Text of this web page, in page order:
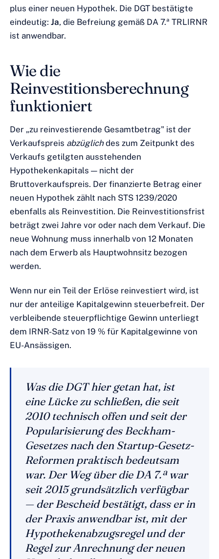
plus einer neuen Hypothek. Die DGT bestätigte
eindeutig: Ja, die Befreiung gemäß DA 7.ª TRLIRNR
ist anwendbar.
Wie die
Reinvestitionsberechnung
funktioniert
Der „zu reinvestierende Gesamtbetrag" ist der
Verkaufspreis abzüglichdes zum Zeitpunkt des
Verkaufs getilgten ausstehenden
Hypothekenkapitals — nicht der
Bruttoverkaufspreis. Der finanzierte Betrag einer
neuen Hypothek zählt nach STS 1239/2020
ebenfalls als Reinvestition. Die Reinvestitionsfrist
beträgt zwei Jahre vor oder nach dem Verkauf. Die
neue Wohnung muss innerhalb von 12 Monaten
nach dem Erwerb als Hauptwohnsitz bezogen
werden.
Wenn nur ein Teil der Erlöse reinvestiert wird, ist
nur der anteilige Kapitalgewinn steuerbefreit. Der
verbleibende steuerpflichtige Gewinn unterliegt
dem IRNR-Satz von 19 % für Kapitalgewinne von
EU-Ansässigen.
Was die DGT hier getan hat, ist
eine Lücke zu schließen, die seit
2010 technisch offen und seit der
Popularisierung des Beckham-
Gesetzes nach den Startup-Gesetz-
Reformen praktisch bedeutsam
war. Der Weg über die DA 7.ª war
seit 2015 grundsätzlich verfügbar
— der Bescheid bestätigt, dass er in
der Praxis anwendbar ist, mit der
Hypothekenabzugsregel und der
Regel zur Anrechnung der neuen